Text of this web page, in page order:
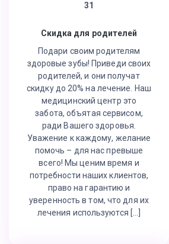
31
Скидка для родителей
Подари своим родителям
здоровые зубы! Приведи своих
родителей, и они получат
скидку до 20% на лечение. Наш
медицинский центр это
забота, объятая сервисом,
ради Вашего здоровья.
Уважение к каждому, желание
помочь – для нас превыше
всего! Мы ценим время и
потребности наших клиентов,
право на гарантию и
уверенность в том, что для их
лечения используются […]